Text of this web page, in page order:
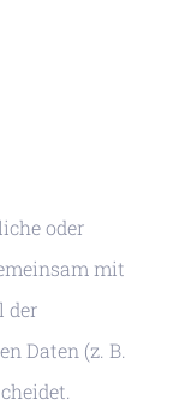
oder
mit
der
Daten (z. B.